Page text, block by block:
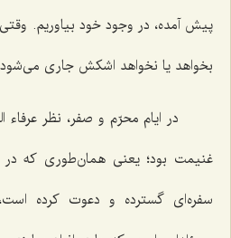
پیش آمده، در وجود خود بیاوریم.
بخواهد یا نخواهد اشکش جاری
در ايام محرّم و صفر، نظر عرفاء
غنيمت بود؛ يعنى همان‌طورى كه
سفره‌اى گسترده و دعوت کرده